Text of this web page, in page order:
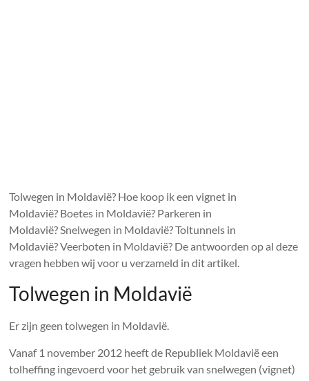
Tolwegen in Moldavië? Hoe koop ik een vignet in
Moldavië? Boetes in Moldavië? Parkeren in
Moldavië? Snelwegen in Moldavië? Toltunnels in
Moldavië? Veerboten in Moldavië? De antwoorden op al deze
vragen hebben wij voor u verzameld in dit artikel.
Tolwegen in Moldavië
Er zijn geen tolwegen in Moldavië.
Vanaf 1 november 2012 heeft de Republiek Moldavië een
tolheffing ingevoerd voor het gebruik van snelwegen (vignet)